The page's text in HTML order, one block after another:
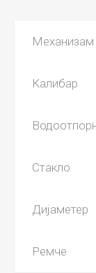
Механизам
Калибар
Стакло
Дијаметер
Ремче